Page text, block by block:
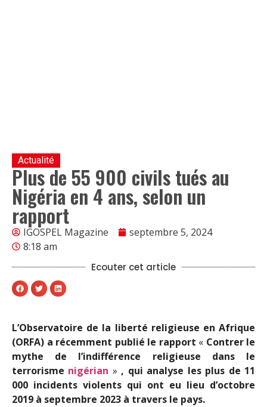
Actualité
Plus de 55 900 civils tués au
Nigéria en 4 ans, selon un
rapport
IGOSPEL Magazine
septembre 5, 2024
8:18 am
Ecouter cet article
L’Observatoire de la liberté religieuse en Afrique
(ORFA) a récemment publié le rapport « Contrer le
mythe de l’indifférence religieuse dans le
terrorisme nigérian » , qui analyse les plus de 11
000 incidents violents qui ont eu lieu d’octobre
2019 à septembre 2023 à travers le pays.